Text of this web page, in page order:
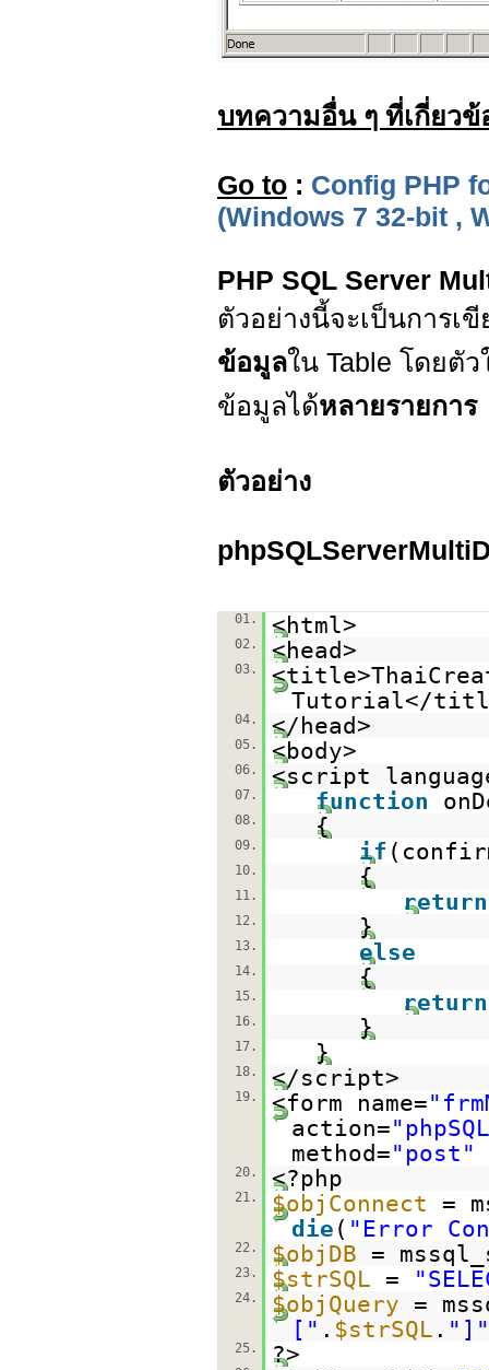
บทความอื่น ๆ ที่เกี่ยวข้
Go to : Config PHP
(Windows 7 32-bit ,
PHP SQL Server
ตัวอย่างนี้จะเป็นการเ
ข้อมูลใน Table โดยตั
ข้อมูลได้หลายรายการ
ตัวอย่าง
01. <html>
02. <head>
03.
Tutorial</
04. </head>
05. <body>
06. <script
07. function
08. {
09. if
10. {
11. return
12. }
13. else
14. {
15. return
16. }
17. }
18. </script>
19. <form name=
action=
method="post"
20. <?php
21. $objConnect =
die ( "Error
22. $objDB =
23. $strSQL =
24. $objQuery =
[" . $strSQL . "]"
25. ?>